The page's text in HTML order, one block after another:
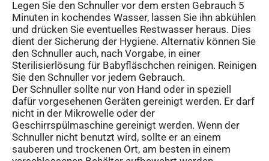
Legen Sie den Schnuller vor dem ersten Gebrauch 5
Minuten in kochendes Wasser, lassen Sie ihn abkühlen
und drücken Sie eventuelles Restwasser heraus. Dies
dient der Sicherung der Hygiene. Alternativ können Sie
den Schnuller auch, nach Vorgabe, in einer
Sterilisierlösung für Babyfläschchen reinigen. Reinigen
Sie den Schnuller vor jedem Gebrauch.
Der Schnuller sollte nur von Hand oder in speziell
dafür vorgesehenen Geräten gereinigt werden. Er darf
nicht in der Mikrowelle oder der
Geschirrspülmaschine gereinigt werden. Wenn der
Schnuller nicht benutzt wird, sollte er an einem
sauberen und trockenen Ort, am besten in einem